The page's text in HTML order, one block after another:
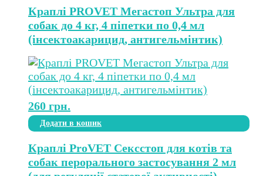
Краплі PROVET Мегастоп Ультра для
собак до 4 кг, 4 піпетки по 0,4 мл
(інсектоакарицид, антигельмінтик)
260 грн.
Додати в кошик
Краплі ProVET Сексcтоп для котів та
собак перорального застосування 2 мл